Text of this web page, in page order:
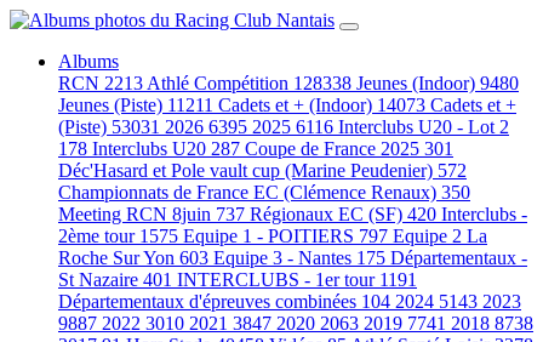
Albums
RCN 2213 Athlé Compétition 128338 Jeunes (Indoor) 9480
Jeunes (Piste) 11211 Cadets et + (Indoor) 14073 Cadets et +
(Piste) 53031 2026 6395 2025 6116 Interclubs U20 - Lot 2
178 Interclubs U20 287 Coupe de France 2025 301
Déc'Hasard et Pole vault cup (Marine Peudenier) 572
Championnats de France EC (Clémence Renaux) 350
Meeting RCN 8juin 737 Régionaux EC (SF) 420 Interclubs -
2ème tour 1575 Equipe 1 - POITIERS 797 Equipe 2 La
Roche Sur Yon 603 Equipe 3 - Nantes 175 Départementaux -
St Nazaire 401 INTERCLUBS - 1er tour 1191
Départementaux d'épreuves combinées 104 2024 5143 2023
9887 2022 3010 2021 3847 2020 2063 2019 7741 2018 8738